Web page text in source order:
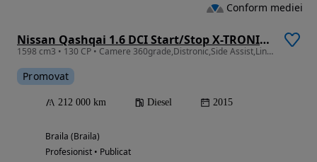
Nissan Qashqai 1.6 DCI Start/Stop X-TRONIC Tekna
1598 cm3 • 130 CP • Camere 360grade,Distronic,Side Assist,Line Assist Key Less Entry-Go
Promovat
212 000 km Diesel 2015
Braila (Braila)
Profesionist • Publicat
Conform mediei